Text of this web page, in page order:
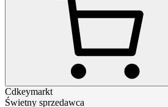
Cdkeymarkt
Świetny sprzedawca